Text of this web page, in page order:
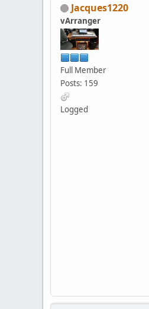
Jacques1220
vArranger
Full Member
Posts: 159
Logged